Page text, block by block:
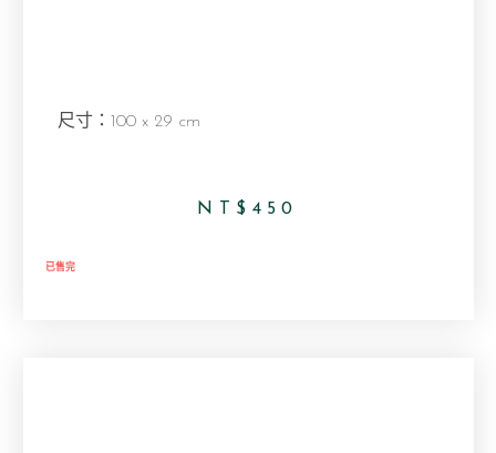
尺寸：100 x 29 cm
NT$ 450
已售完